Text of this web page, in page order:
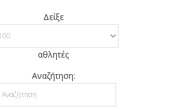
Δείξε
αθλητές
Αναζήτηση: